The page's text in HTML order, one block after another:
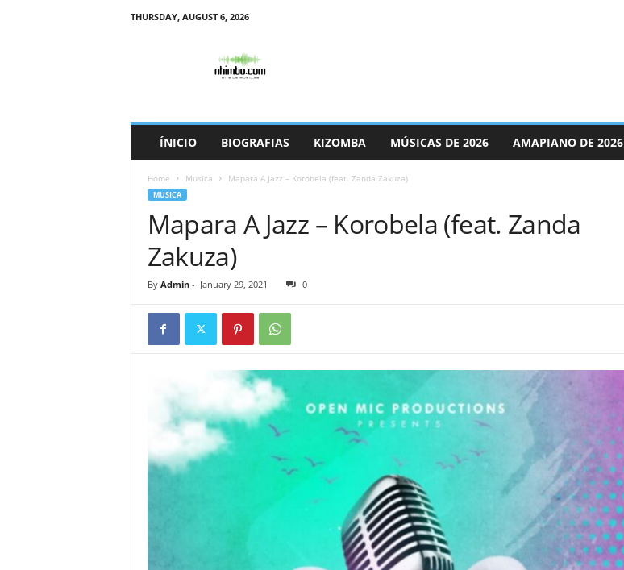
THURSDAY, AUGUST 6, 2026
ÍNICIO BIOGRAFIAS KIZOMBA MÚSICAS DE 2026 AMAPIANO DE 2026
Home Musica Mapara A Jazz – Korobela (feat. Zanda Zakuza)
MUSICA
Mapara A Jazz – Korobela (feat. Zanda
Zakuza)
By Admin- January 29, 2021 0